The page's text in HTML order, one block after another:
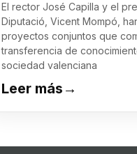
El rector José Capilla y el
Diputació, Vicent Mompó,
proyectos conjuntos que
transferencia de
sociedad valenciana
Leer más →